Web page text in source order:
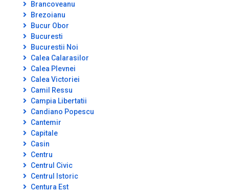
Brancoveanu
Brezoianu
Bucur Obor
Bucuresti
Bucurestii Noi
Calea Calarasilor
Calea Plevnei
Calea Victoriei
Camil Ressu
Campia Libertatii
Candiano Popescu
Cantemir
Capitale
Casin
Centru
Centrul Civic
Centrul Istoric
Centura Est